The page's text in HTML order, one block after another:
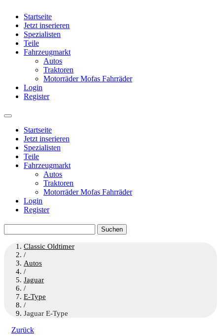
Startseite
Jetzt inserieren
Spezialisten
Teile
Fahrzeugmarkt
Autos
Traktoren
Motorräder Mofas Fahrräder
Login
Register
Startseite
Jetzt inserieren
Spezialisten
Teile
Fahrzeugmarkt
Autos
Traktoren
Motorräder Mofas Fahrräder
Login
Register
nach:
Classic Oldtimer
/
Autos
/
Jaguar
/
E-Type
/
Jaguar E-Type
Zurück